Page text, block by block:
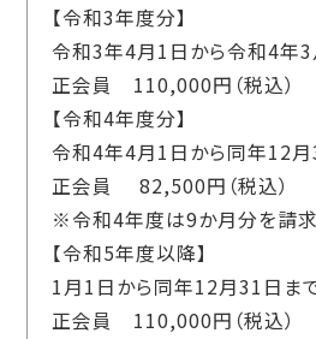
【令和3年度分】
令和3年4月1日から令和4年
正会員 110,000円（税込）
【令和4年度分】
令和4年4月1日から同年12
正会員 82,500円（税込）
※令和4年度は9か月分を請求
【令和5年度以降】
1月1日から同年12月31日ま
正会員 110,000円（税込）